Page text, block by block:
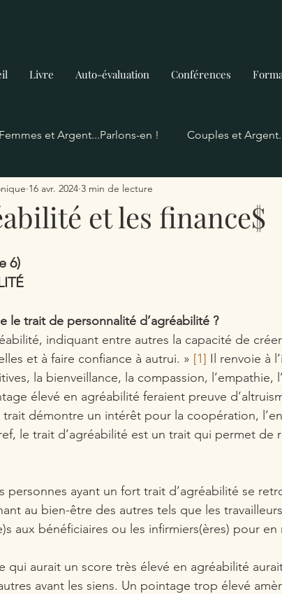
Livre Auto-évaluation Conférences
Femmes et Argent...Parlons-en ! Couples et
en! Traits de personnalité
et les finance$
16 avr. 2024 3 min de lecture
6)
le trait de personnalité d’agréabilité ?
indiquant entre autres la capacité de
et à faire confiance à autrui. » [1] Il renvoie à
la bienveillance, la compassion, l’empathie,
élevé en agréabilité feraient preuve
trait démontre un intérêt pour la coopération,
le trait d’agréabilité est un trait qui permet de
personnes ayant un fort trait d’agréabilité se
au bien-être des autres tels que les
aux bénéficiaires ou les infirmiers(ères) pour
qui aurait un score très élevé en agréabilité
avant les siens. Un pointage trop élevé